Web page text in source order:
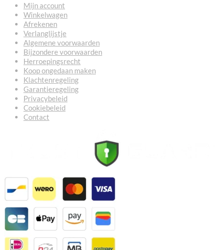
Mijn account
Winkelwagen
Afrekenen
Verlanglijstje
Algemene voorwaarden
Bijzondere voorwaarden
Herroepingsrecht
Koop ongedaan maken
Klachtenregeling
Garantieregeling
Privacybeleid
Cookiebeleid
Contact